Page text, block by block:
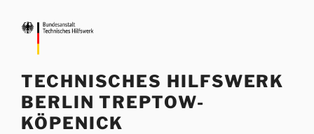
Inhalt
springen
TECHNISCHES HILFSWERK
BERLIN TREPTOW-
KÖPENICK